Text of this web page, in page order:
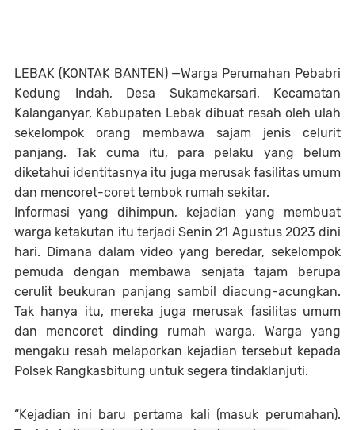
LEBAK (KONTAK BANTEN) —Warga Perumahan Pebabri
Kedung Indah, Desa Sukamekarsari, Kecamatan
Kalanganyar, Kabupaten Lebak dibuat resah oleh ulah
sekelompok orang membawa sajam jenis celurit
panjang. Tak cuma itu, para pelaku yang belum
diketahui identitasnya itu juga merusak fasilitas umum
dan mencoret-coret tembok rumah sekitar.
Informasi yang dihimpun, kejadian yang membuat
warga ketakutan itu terjadi Senin 21 Agustus 2023 dini
hari. Dimana dalam video yang beredar, sekelompok
pemuda dengan membawa senjata tajam berupa
cerulit beukuran panjang sambil diacung-acungkan.
Tak hanya itu, mereka juga merusak fasilitas umum
dan mencoret dinding rumah warga. Warga yang
mengaku resah melaporkan kejadian tersebut kepada
Polsek Rangkasbitung untuk segera tindaklanjuti.
“Kejadian ini baru pertama kali (masuk perumahan).